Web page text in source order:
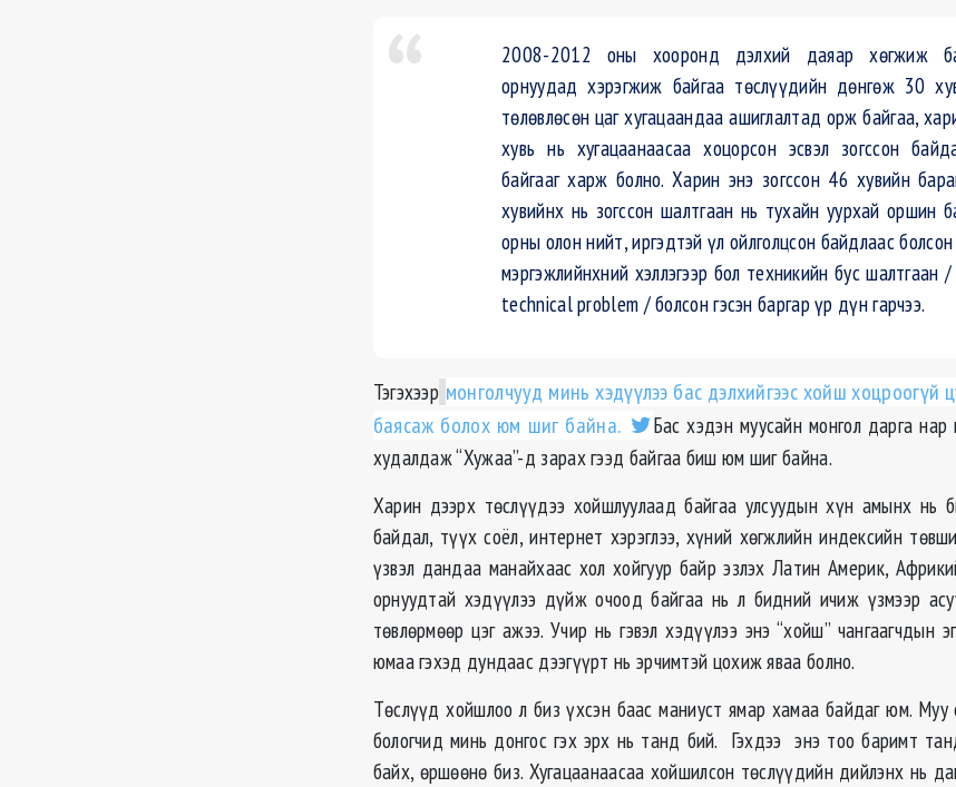
2008-2012 оны хооронд дэлхий даяар хөгжиж
орнуудад хэрэгжиж байгаа төслүүдийн дөнгөж 30
төлөвлөсөн цаг хугацаандаа ашиглалтад орж байгаа,
хувь нь хугацаанаасаа хоцорсон эсвэл зогссон
байгааг харж болно. Харин энэ зогссон 46 хувийн
хувийнх нь зогссон шалтгаан нь тухайн уурхай оршин
орны олон нийт, иргэдтэй үл ойлголцсон байдлаас
мэргэжлийнхний хэллэгээр бол техникийн бус шалтгаан
technical problem / болсон гэсэн баргар үр дүн гарчээ.
Тэгэхээр монголчууд минь хэдүүлээ бас дэлхийгээс хойш хоцроогүй
баясаж болох юм шиг байна.
Бас хэдэн муусайн монгол дарга
худалдаж “Хужаа”-д зарах гээд байгаа биш юм шиг байна.
Харин дээрх төслүүдээ хойшлуулаад байгаа улсуудын хүн амынх нь
байдал, түүх соёл, интернет хэрэглээ, хүний хөгжлийн индексийн
үзвэл дандаа манайхаас хол хойгуур байр эзлэх Латин Америк,
орнуудтай хэдүүлээ дүйж очоод байгаа нь л бидний ичиж үзмээр
төвлөрмөөр цэг ажээ. Учир нь гэвэл хэдүүлээ энэ “хойш” чангаагчдын
юмаа гэхэд дундаас дээгүүрт нь эрчимтэй цохиж яваа болно.
Төслүүд хойшлоо л биз үхсэн баас маниуст ямар хамаа байдаг юм. Муу
бологчид минь донгос гэх эрх нь танд бий. Гэхдээ энэ тоо баримт
байх, өршөөнө биз. Хугацаанаасаа хойшилсон төслүүдийн дийлэнх нь